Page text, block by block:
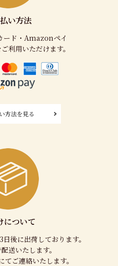
い方法
ード・Amazonペイ
利用いただけます。
方法を見る
について
後に出荷しております。
送いたします。
ご連絡いたします。